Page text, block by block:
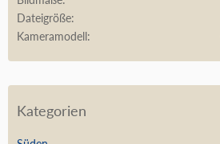
Dateigröße
Kameramodell
Kategorien